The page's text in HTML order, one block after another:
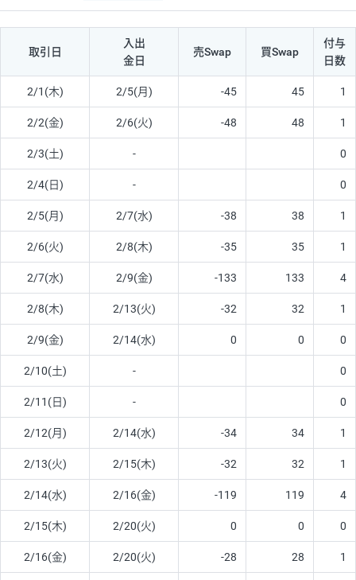
取引日
入出
金日
売Swap 買Swap
付与
日数
2/1(木) 2/5(月) -45 45 1
2/2(金) 2/6(火) -48 48 1
2/3(土) - 0
2/4(日) - 0
2/5(月) 2/7(水) -38 38 1
2/6(火) 2/8(木) -35 35 1
2/7(水) 2/9(金) -133 133 4
2/8(木) 2/13(火) -32 32 1
2/9(金) 2/14(水) 0 0 0
2/10(土) - 0
2/11(日) - 0
2/12(月) 2/14(水) -34 34 1
2/13(火) 2/15(木) -32 32 1
2/14(水) 2/16(金) -119 119 4
2/15(木) 2/20(火) 0 0 0
2/16(金) 2/20(火) -28 28 1